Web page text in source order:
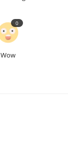
Wow
0